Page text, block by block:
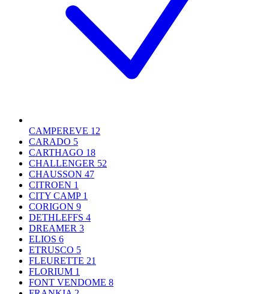
CAMPEREVE 12
CARADO 5
CARTHAGO 18
CHALLENGER 52
CHAUSSON 47
CITROEN 1
CITY CAMP 1
CORIGON 9
DETHLEFFS 4
DREAMER 3
ELIOS 6
ETRUSCO 5
FLEURETTE 21
FLORIUM 1
FONT VENDOME 8